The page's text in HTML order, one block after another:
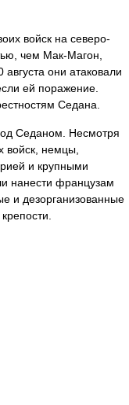
войск на северо-
чем Мак-Магон,
они атаковали
ей поражение.
Седана.
Седаном. Несмотря
войск, немцы,
и крупными
нанести французам
и дезорганизованные